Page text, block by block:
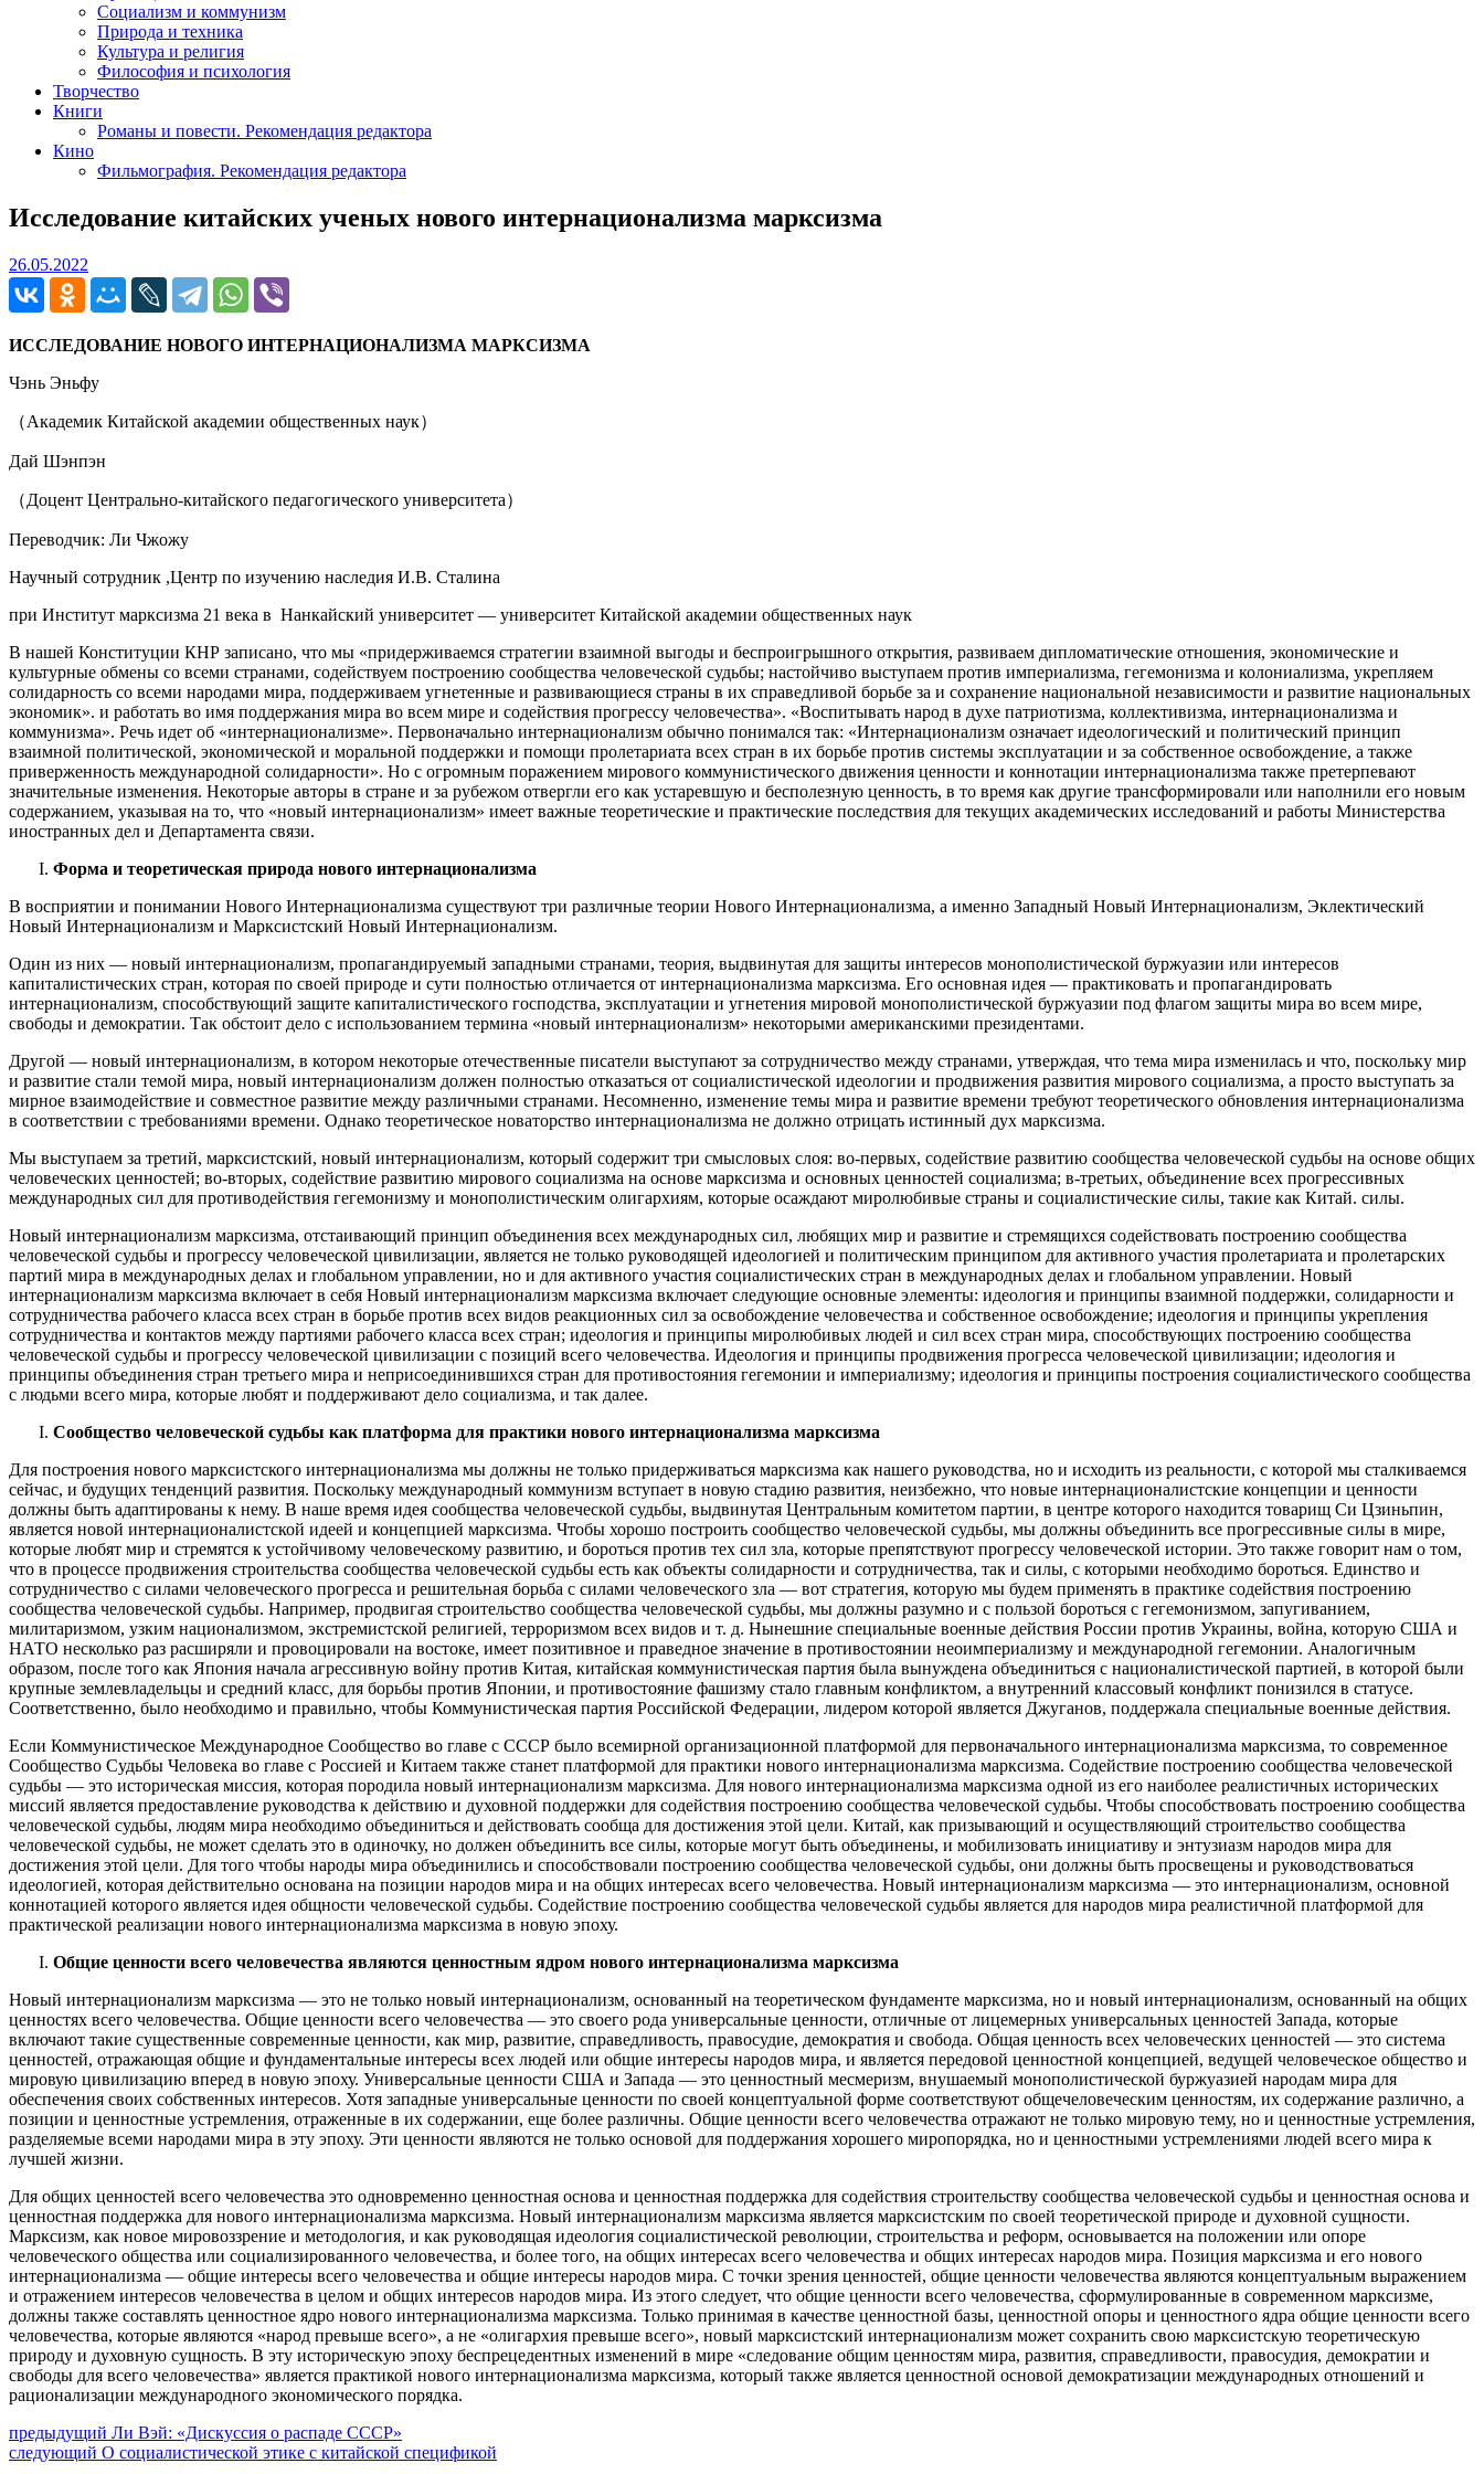
Социализм и коммунизм
Природа и техника
Культура и религия
Философия и психология
Творчество
Книги
Романы и повести. Рекомендация редактора
Кино
Фильмография. Рекомендация редактора
Исследование китайских ученых нового интернационализма марксизма
26.05.2022
ИССЛЕДОВАНИЕ НОВОГО ИНТЕРНАЦИОНАЛИЗМА МАРКСИЗМА
Чэнь Эньфу
（Академик Китайской академии общественных наук）
Дай Шэнпэн
（Доцент Центрально-китайского педагогического университета）
Переводчик: Ли Чжожу
Научный сотрудник ,Центр по изучению наследия И.В. Сталина
при Институт марксизма 21 века в Нанкайский университет — университет Китайской академии общественных наук
В нашей Конституции КНР записано, что мы «придерживаемся стратегии взаимной выгоды и беспроигрышного открытия, развиваем дипломатические отношения, экономические и
культурные обмены со всеми странами, содействуем построению сообщества человеческой судьбы; настойчиво выступаем против империализма, гегемонизма и колониализма, укрепляем
солидарность со всеми народами мира, поддерживаем угнетенные и развивающиеся страны в их справедливой борьбе за и сохранение национальной независимости и развитие национальных
экономик». и работать во имя поддержания мира во всем мире и содействия прогрессу человечества». «Воспитывать народ в духе патриотизма, коллективизма, интернационализма и
коммунизма». Речь идет об «интернационализме». Первоначально интернационализм обычно понимался так: «Интернационализм означает идеологический и политический принцип
взаимной политической, экономической и моральной поддержки и помощи пролетариата всех стран в их борьбе против системы эксплуатации и за собственное освобождение, а также
приверженность международной солидарности». Но с огромным поражением мирового коммунистического движения ценности и коннотации интернационализма также претерпевают
значительные изменения. Некоторые авторы в стране и за рубежом отвергли его как устаревшую и бесполезную ценность, в то время как другие трансформировали или наполнили его новым
содержанием, указывая на то, что «новый интернационализм» имеет важные теоретические и практические последствия для текущих академических исследований и работы Министерства
иностранных дел и Департамента связи.
Форма и теоретическая природа нового интернационализма
В восприятии и понимании Нового Интернационализма существуют три различные теории Нового Интернационализма, а именно Западный Новый Интернационализм, Эклектический
Новый Интернационализм и Марксистский Новый Интернационализм.
Один из них — новый интернационализм, пропагандируемый западными странами, теория, выдвинутая для защиты интересов монополистической буржуазии или интересов
капиталистических стран, которая по своей природе и сути полностью отличается от интернационализма марксизма. Его основная идея — практиковать и пропагандировать
интернационализм, способствующий защите капиталистического господства, эксплуатации и угнетения мировой монополистической буржуазии под флагом защиты мира во всем мире,
свободы и демократии. Так обстоит дело с использованием термина «новый интернационализм» некоторыми американскими президентами.
Другой — новый интернационализм, в котором некоторые отечественные писатели выступают за сотрудничество между странами, утверждая, что тема мира изменилась и что, поскольку мир
и развитие стали темой мира, новый интернационализм должен полностью отказаться от социалистической идеологии и продвижения развития мирового социализма, а просто выступать за
мирное взаимодействие и совместное развитие между различными странами. Несомненно, изменение темы мира и развитие времени требуют теоретического обновления интернационализма
в соответствии с требованиями времени. Однако теоретическое новаторство интернационализма не должно отрицать истинный дух марксизма.
Мы выступаем за третий, марксистский, новый интернационализм, который содержит три смысловых слоя: во-первых, содействие развитию сообщества человеческой судьбы на основе общих
человеческих ценностей; во-вторых, содействие развитию мирового социализма на основе марксизма и основных ценностей социализма; в-третьих, объединение всех прогрессивных
международных сил для противодействия гегемонизму и монополистическим олигархиям, которые осаждают миролюбивые страны и социалистические силы, такие как Китай. силы.
Новый интернационализм марксизма, отстаивающий принцип объединения всех международных сил, любящих мир и развитие и стремящихся содействовать построению сообщества
человеческой судьбы и прогрессу человеческой цивилизации, является не только руководящей идеологией и политическим принципом для активного участия пролетариата и пролетарских
партий мира в международных делах и глобальном управлении, но и для активного участия социалистических стран в международных делах и глобальном управлении. Новый
интернационализм марксизма включает в себя Новый интернационализм марксизма включает следующие основные элементы: идеология и принципы взаимной поддержки, солидарности и
сотрудничества рабочего класса всех стран в борьбе против всех видов реакционных сил за освобождение человечества и собственное освобождение; идеология и принципы укрепления
сотрудничества и контактов между партиями рабочего класса всех стран; идеология и принципы миролюбивых людей и сил всех стран мира, способствующих построению сообщества
человеческой судьбы и прогрессу человеческой цивилизации с позиций всего человечества. Идеология и принципы продвижения прогресса человеческой цивилизации; идеология и
принципы объединения стран третьего мира и неприсоединившихся стран для противостояния гегемонии и империализму; идеология и принципы построения социалистического сообщества
с людьми всего мира, которые любят и поддерживают дело социализма, и так далее.
Сообщество человеческой судьбы как платформа для практики нового интернационализма марксизма
Для построения нового марксистского интернационализма мы должны не только придерживаться марксизма как нашего руководства, но и исходить из реальности, с которой мы сталкиваемся
сейчас, и будущих тенденций развития. Поскольку международный коммунизм вступает в новую стадию развития, неизбежно, что новые интернационалистские концепции и ценности
должны быть адаптированы к нему. В наше время идея сообщества человеческой судьбы, выдвинутая Центральным комитетом партии, в центре которого находится товарищ Си Цзиньпин,
является новой интернационалистской идеей и концепцией марксизма. Чтобы хорошо построить сообщество человеческой судьбы, мы должны объединить все прогрессивные силы в мире,
которые любят мир и стремятся к устойчивому человеческому развитию, и бороться против тех сил зла, которые препятствуют прогрессу человеческой истории. Это также говорит нам о том,
что в процессе продвижения строительства сообщества человеческой судьбы есть как объекты солидарности и сотрудничества, так и силы, с которыми необходимо бороться. Единство и
сотрудничество с силами человеческого прогресса и решительная борьба с силами человеческого зла — вот стратегия, которую мы будем применять в практике содействия построению
сообщества человеческой судьбы. Например, продвигая строительство сообщества человеческой судьбы, мы должны разумно и с пользой бороться с гегемонизмом, запугиванием,
милитаризмом, узким национализмом, экстремистской религией, терроризмом всех видов и т. д. Нынешние специальные военные действия России против Украины, война, которую США и
НАТО несколько раз расширяли и провоцировали на востоке, имеет позитивное и праведное значение в противостоянии неоимпериализму и международной гегемонии. Аналогичным
образом, после того как Япония начала агрессивную войну против Китая, китайская коммунистическая партия была вынуждена объединиться с националистической партией, в которой были
крупные землевладельцы и средний класс, для борьбы против Японии, и противостояние фашизму стало главным конфликтом, а внутренний классовый конфликт понизился в статусе.
Соответственно, было необходимо и правильно, чтобы Коммунистическая партия Российской Федерации, лидером которой является Джуганов, поддержала специальные военные действия.
Если Коммунистическое Международное Сообщество во главе с СССР было всемирной организационной платформой для первоначального интернационализма марксизма, то современное
Сообщество Судьбы Человека во главе с Россией и Китаем также станет платформой для практики нового интернационализма марксизма. Содействие построению сообщества человеческой
судьбы — это историческая миссия, которая породила новый интернационализм марксизма. Для нового интернационализма марксизма одной из его наиболее реалистичных исторических
миссий является предоставление руководства к действию и духовной поддержки для содействия построению сообщества человеческой судьбы. Чтобы способствовать построению сообщества
человеческой судьбы, людям мира необходимо объединиться и действовать сообща для достижения этой цели. Китай, как призывающий и осуществляющий строительство сообщества
человеческой судьбы, не может сделать это в одиночку, но должен объединить все силы, которые могут быть объединены, и мобилизовать инициативу и энтузиазм народов мира для
достижения этой цели. Для того чтобы народы мира объединились и способствовали построению сообщества человеческой судьбы, они должны быть просвещены и руководствоваться
идеологией, которая действительно основана на позиции народов мира и на общих интересах всего человечества. Новый интернационализм марксизма — это интернационализм, основной
коннотацией которого является идея общности человеческой судьбы. Содействие построению сообщества человеческой судьбы является для народов мира реалистичной платформой для
практической реализации нового интернационализма марксизма в новую эпоху.
Общие ценности всего человечества являются ценностным ядром нового интернационализма марксизма
Новый интернационализм марксизма — это не только новый интернационализм, основанный на теоретическом фундаменте марксизма, но и новый интернационализм, основанный на общих
ценностях всего человечества. Общие ценности всего человечества — это своего рода универсальные ценности, отличные от лицемерных универсальных ценностей Запада, которые
включают такие существенные современные ценности, как мир, развитие, справедливость, правосудие, демократия и свобода. Общая ценность всех человеческих ценностей — это система
ценностей, отражающая общие и фундаментальные интересы всех людей или общие интересы народов мира, и является передовой ценностной концепцией, ведущей человеческое общество и
мировую цивилизацию вперед в новую эпоху. Универсальные ценности США и Запада — это ценностный месмеризм, внушаемый монополистической буржуазией народам мира для
обеспечения своих собственных интересов. Хотя западные универсальные ценности по своей концептуальной форме соответствуют общечеловеческим ценностям, их содержание различно, а
позиции и ценностные устремления, отраженные в их содержании, еще более различны. Общие ценности всего человечества отражают не только мировую тему, но и ценностные устремления,
разделяемые всеми народами мира в эту эпоху. Эти ценности являются не только основой для поддержания хорошего миропорядка, но и ценностными устремлениями людей всего мира к
лучшей жизни.
Для общих ценностей всего человечества это одновременно ценностная основа и ценностная поддержка для содействия строительству сообщества человеческой судьбы и ценностная основа и
ценностная поддержка для нового интернационализма марксизма. Новый интернационализм марксизма является марксистским по своей теоретической природе и духовной сущности.
Марксизм, как новое мировоззрение и методология, и как руководящая идеология социалистической революции, строительства и реформ, основывается на положении или опоре
человеческого общества или социализированного человечества, и более того, на общих интересах всего человечества и общих интересах народов мира. Позиция марксизма и его нового
интернационализма — общие интересы всего человечества и общие интересы народов мира. С точки зрения ценностей, общие ценности человечества являются концептуальным выражением
и отражением интересов человечества в целом и общих интересов народов мира. Из этого следует, что общие ценности всего человечества, сформулированные в современном марксизме,
должны также составлять ценностное ядро нового интернационализма марксизма. Только принимая в качестве ценностной базы, ценностной опоры и ценностного ядра общие ценности всего
человечества, которые являются «народ превыше всего», а не «олигархия превыше всего», новый марксистский интернационализм может сохранить свою марксистскую теоретическую
природу и духовную сущность. В эту историческую эпоху беспрецедентных изменений в мире «следование общим ценностям мира, развития, справедливости, правосудия, демократии и
свободы для всего человечества» является практикой нового интернационализма марксизма, который также является ценностной основой демократизации международных отношений и
рационализации международного экономического порядка.
Навигация
по
предыдущий Предыдущий
пост:
Ли Вэй: «Дискуссия о распаде СССР»
следующий Следующее
О социалистической этике с китайской спецификой